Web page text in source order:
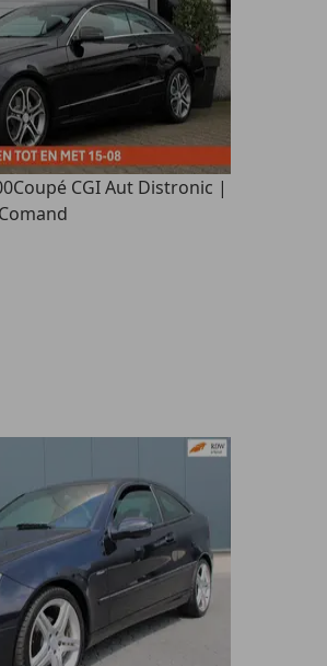
Coupé CGI Aut Distronic |